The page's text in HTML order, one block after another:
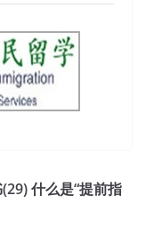
什么是“提前指